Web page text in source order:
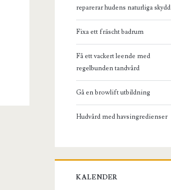
reparerar hudens naturliga skydd
Fixa ett fräscht badrum
Få ett vackert leende med
regelbunden tandvård
Gå en browlift utbildning
Hudvård med havsingredienser
KALENDER